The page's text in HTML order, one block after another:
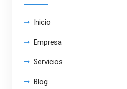
Inicio
Empresa
Servicios
Blog